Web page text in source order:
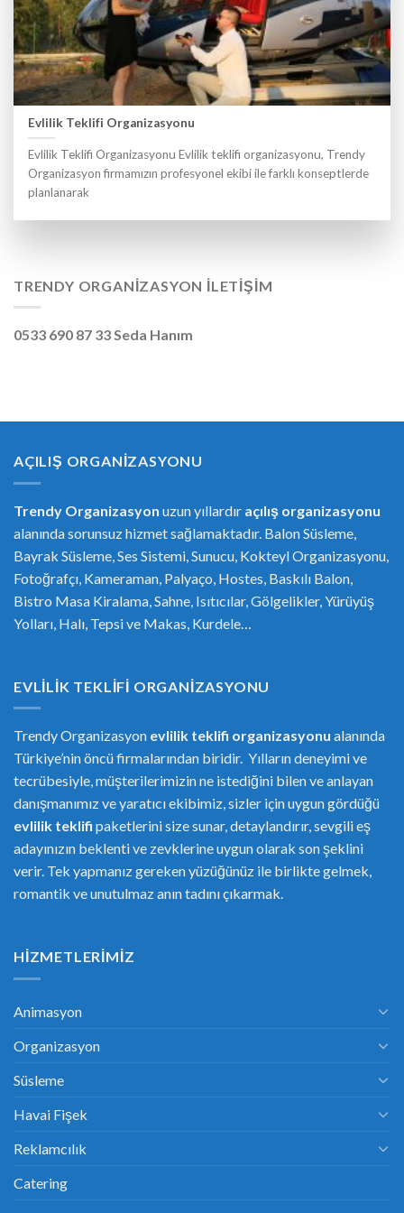
Evlilik Teklifi Organizasyonu
Evlilik Teklifi Organizasyonu Evlilik teklifi organizasyonu, Trendy
Organizasyon firmamızın profesyonel ekibi ile farklı konseptlerde
planlanarak
TRENDY ORGANIZASYON İLETIŞIM
0533 690 87 33 Seda Hanım
AÇILIŞ ORGANIZASYONU
Trendy Organizasyon uzun yıllardır açılış organizasyonu
alanında sorunsuz hizmet sağlamaktadır. Balon Süsleme,
Bayrak Süsleme, Ses Sistemi, Sunucu, Kokteyl Organizasyonu,
Fotoğrafçı, Kameraman, Palyaço, Hostes, Baskılı Balon,
Bistro Masa Kiralama, Sahne, Isıtıcılar, Gölgelikler, Yürüyüş
Yolları, Halı, Tepsi ve Makas, Kurdele…
EVLILIK TEKLIFI ORGANIZASYONU
Trendy Organizasyon evlilik teklifi organizasyonu alanında
Türkiye’nin öncü firmalarından biridir. Yılların deneyimi ve
tecrübesiyle, müşterilerimizin ne istediğini bilen ve anlayan
danışmanımız ve yaratıcı ekibimiz, sizler için uygun gördüğü
evlilik teklifi paketlerini size sunar, detaylandırır, sevgili eş
adayınızın beklenti ve zevklerine uygun olarak son şeklini
verir. Tek yapmanız gereken yüzüğünüz ile birlikte gelmek,
romantik ve unutulmaz anın tadını çıkarmak.
HIZMETLERIMIZ
Animasyon
Organizasyon
Süsleme
Havai Fişek
Reklamcılık
Catering